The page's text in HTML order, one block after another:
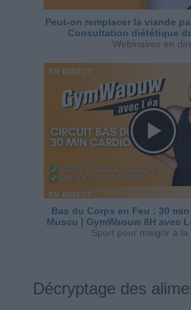
Peut-on remplacer la viande
Consultation diététique
Webinaires en
Bas du Corps en Feu : 30
Muscu | GymWaouw 8H avec
Sport pour maigrir à la
Décryptage des